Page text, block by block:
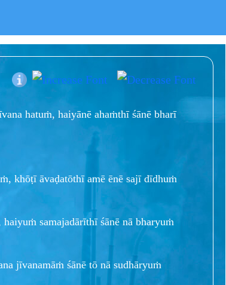
hatuṁ, haiyānē ahaṁthī śānē bharī
khōṭī āvaḍatōthī amē ēnē sajī dīdhuṁ
haiyuṁ samajadārīthī śānē nā bharyuṁ
jīvanamāṁ śānē tō nā sudhāryuṁ